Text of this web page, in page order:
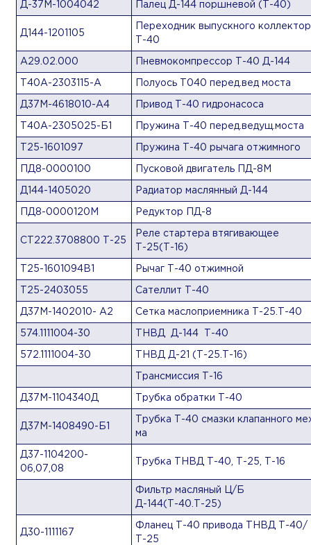
Д-37М-1004042 Палец Д-144 поршневой (Т-40)
Д144-1201105
Переходник выпускного
Т-40
А29.02.000 Пневмокомпрессор Т-40 Д-144
Т40А-2303115-А Полуось Т040 перед.вед моста
Д37М-4618010-А4 Привод Т-40 гидронасоса
Т40А-2305025-Б1 Пружина Т-40 перед.ведущ.моста
Т25-1601097 Пружина Т-40 рычага отжимного
ПД8-0000100 Пусковой двигатель ПД-8М
Д144-1405020 Радиатор маслянный Д-144
ПД8-0000120М Редуктор ПД-8
СТ222.3708800 Т-25
Реле стартера втягивающее
Т-25(Т-16)
Т25-1601094В1 Рычаг Т-40 отжимной
Т25-2403055 Сателлит Т-40
Д37М-1402010- А2 Сетка маслоприемника Т-25.Т-40
574.1111004-30 ТНВД Д-144 Т-40
572.1111004-30 ТНВД Д-21 (Т-25.Т-16)
Трансмиссия Т-16
Д37М-1104340Д Трубка обратки Т-40
Д37М-1408490-Б1
Трубка Т-40 смазки клапанного
ма
Д37-1104200-
06,07,08
Трубка ТНВД Т-40, Т-25, Т-16
Фильтр масляный Ц/Б
Д-144(Т-40.Т-25)
Д30-1111167
Фланец Т-40 привода ТНВД Т-40/
Т-25